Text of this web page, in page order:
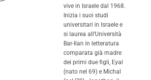
vive in Israele dal 1968.
Inizia i suoi studi
universitari in Israele e
si laurea all’Università
Bar-Ilan in letteratura
comparata già madre
dei primi due figli, Eyal
(nato nel 69) e Michal